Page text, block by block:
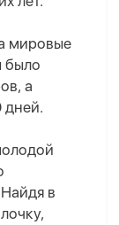
мировые
было
а
дней.
в